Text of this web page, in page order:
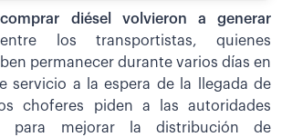
diésel volvieron a generar
los transportistas, quienes
permanecer durante varios días en
servicio a la espera de la llegada de
choferes piden a las autoridades
para mejorar la distribución de